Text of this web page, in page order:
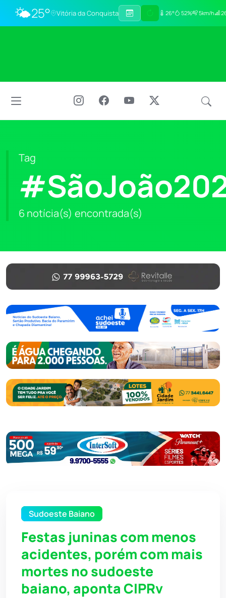
🌤️25° Vitória da Conquista 26° 52% 5km/h
Tag
6 notícia(s) encontrada(s)
Sudoeste Baiano
Festas juninas com menos
acidentes, porém com mais
mortes no sudoeste
baiano, aponta CIPRv